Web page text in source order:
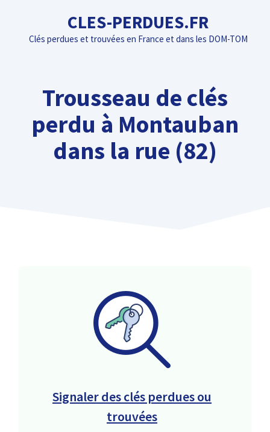
contenu
CLES-PERDUES.FR
Clés perdues et trouvées en France et dans les DOM-TOM
Trousseau de clés
perdu à Montauban
dans la rue (82)
Signaler des clés perdues ou
trouvées